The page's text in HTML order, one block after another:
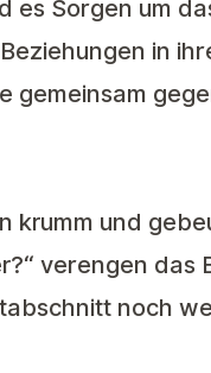
es Sorgen um
in
gemeinsam
krumm und
verengen das
noch